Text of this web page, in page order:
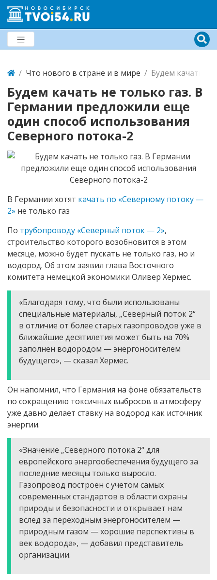
Что нового в стране и в мире Будем качать
Будем качать не только газ. В
Германии предложили еще
один способ использования
Северного потока-2
В Германии хотят качать по «Северному потоку —
2» не только газ
По трубопроводу «Северный поток — 2»,
строительство которого возобновится в этом
месяце, можно будет пускать не только газ, но и
водород. Об этом заявил глава Восточного
комитета немецкой экономики Оливер Хермес.
«Благодаря тому, что были использованы
специальные материалы, „Северный поток 2“
в отличие от более старых газопроводов уже в
ближайшие десятилетия может быть на 70%
заполнен водородом — энергоносителем
будущего», — сказал Хермес.
Он напомнил, что Германия на фоне обязательств
по сокращению токсичных выбросов в атмосферу
уже давно делает ставку на водород как источник
энергии.
«Значение „Северного потока 2“ для
европейского энергообеспечения будущего за
последние месяцы только выросло.
Газопровод построен с учетом самых
современных стандартов в области охраны
природы и безопасности и открывает нам
вслед за переходным энергоносителем —
природным газом — хорошие перспективы в
век водорода», — добавил представитель
организации.